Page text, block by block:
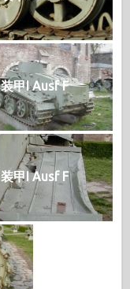
装甲I Ausf F
装甲I Ausf F